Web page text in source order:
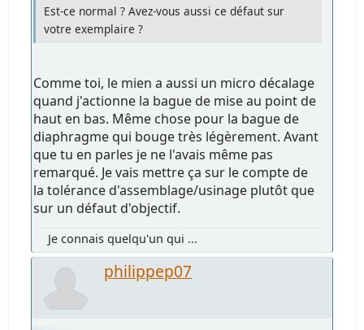
Est-ce normal ? Avez-vous aussi ce défaut sur
votre exemplaire ?
Comme toi, le mien a aussi un micro décalage
quand j'actionne la bague de mise au point de
haut en bas. Même chose pour la bague de
diaphragme qui bouge très légèrement. Avant
que tu en parles je ne l'avais même pas
remarqué. Je vais mettre ça sur le compte de
la tolérance d'assemblage/usinage plutôt que
sur un défaut d'objectif.
Je connais quelqu'un qui ...
philippep07